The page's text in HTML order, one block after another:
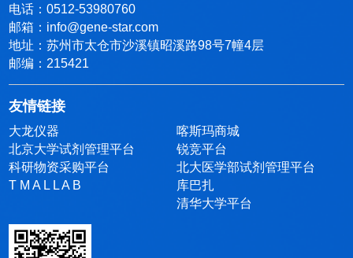
电话：0512-53980760
邮箱：info@gene-star.com
地址：苏州市太仓市沙溪镇昭溪路98号7幢4层
邮编：215421
友情链接
大龙仪器
北京大学试剂管理平台
科研物资采购平台
T M A L L A B
喀斯玛商城
锐竞平台
北大医学部试剂管理平台
库巴扎
清华大学平台